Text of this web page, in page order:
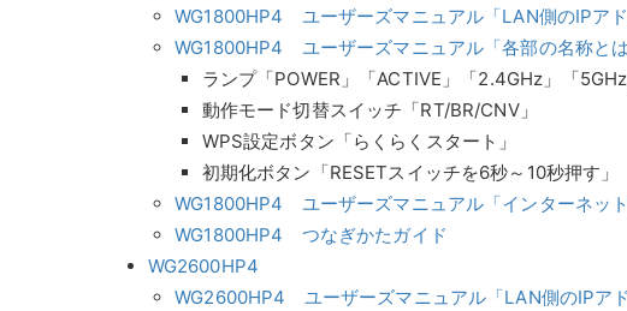
WG1800HP4 ユーザーズマニュアル「LAN側のIPアド
WG1800HP4 ユーザーズマニュアル「各部の名称とは
ランプ「POWER」「ACTIVE」「2.4GHz」「
動作モード切替スイッチ「RT/BR/CNV」
WPS設定ボタン「らくらくスタート」
初期化ボタン「RESETスイッチを6秒～10秒押す」
WG1800HP4 ユーザーズマニュアル「インターネット
WG1800HP4 つなぎかたガイド
WG2600HP4
WG2600HP4 ユーザーズマニュアル「LAN側のIPアド